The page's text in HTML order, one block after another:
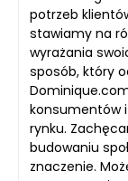
potrzeb
stawiamy na
wyrażania
sposób, który
konsumentów i
rynku.
budowaniu
znaczenie.